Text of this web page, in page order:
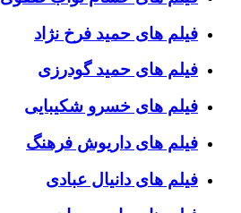
فیلم های حمید فرخ نژاد
فیلم های حمید گودرزی
فیلم های خسرو شکیبایی
فیلم های داریوش فرهنگ
فیلم های دانیال عبادی